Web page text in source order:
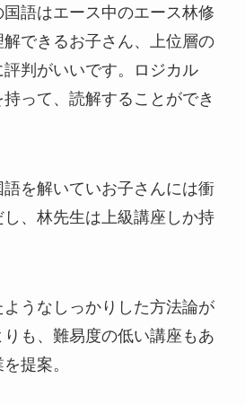
語はエース中のエース林修
できるお子さん、上位層の
判がいいです。ロジカル
って、読解することができ
を解いていお子さんには衝
、林先生は上級講座しか持
うなしっかりした方法論が
も、難易度の低い講座もあ
提案。